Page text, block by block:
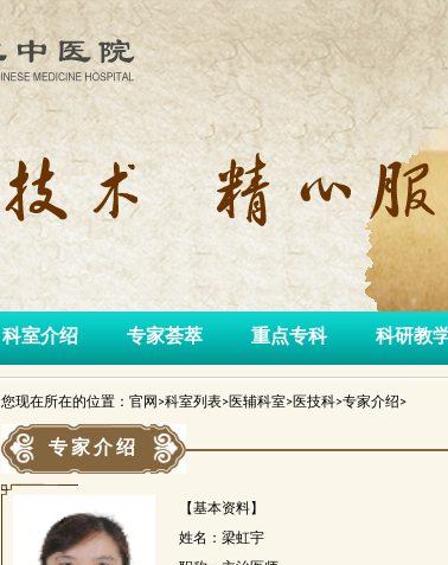
科室介绍 专家荟萃 重点专科 科研教
您现在所在的位置：官网>科室列表>医辅科室>医技科>专家介绍>
专家介绍
【基本资料】
姓名：梁虹宇